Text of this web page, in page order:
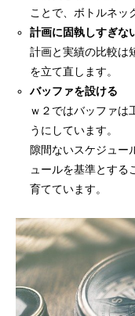
ことで、ボトルネッ
計画に固執しすぎな
計画と実績の比較は
を立て直します。
バッファを設ける
ｗ２ではバッファは
うにしています。
隙間ないスケジュー
ュールを基準とする
育てています。